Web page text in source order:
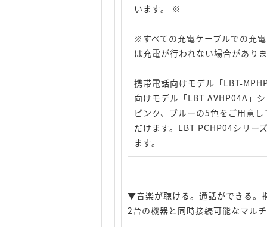
います。 ※
※すべての充電ケーブルでの充
は充電が行われない場合があり
携帯電話向けモデル「LBT-
向けモデル「LBT-AVHP04A」
ピンク、ブルーの5色をご用意
だけます。LBT-PCHP04シリー
ます。
▼音楽が聴ける。通話ができる。
2台の機器と同時接続可能なマル